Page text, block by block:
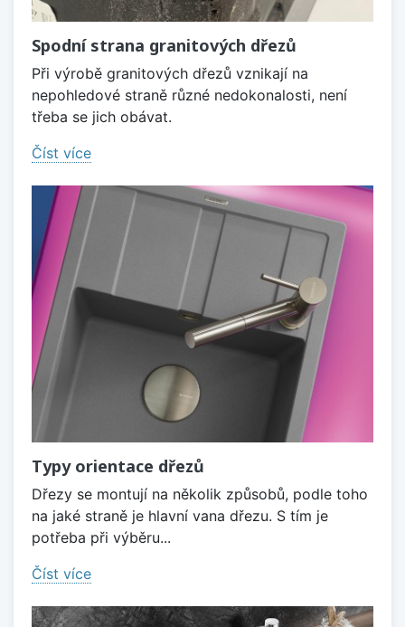
Spodní strana granitových dřezů
Při výrobě granitových dřezů vznikají na
nepohledové straně různé nedokonalosti, není
třeba se jich obávat.
Číst více
Typy orientace dřezů
Dřezy se montují na několik způsobů, podle toho
na jaké straně je hlavní vana dřezu. S tím je
potřeba při výběru...
Číst více